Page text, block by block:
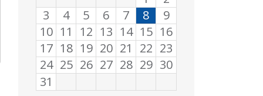
3
4 5 6 7 8
9
10 11 12 13 14 15 16
17 18 19 20 21 22 23
24 25 26 27 28 29 30
31